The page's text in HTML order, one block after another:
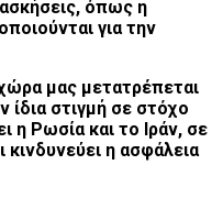
όπως η
για την
μας μετατρέπεται
ίδια στιγμή σε στόχο
η Ρωσία και το Ιράν, σε
η ασφάλεια